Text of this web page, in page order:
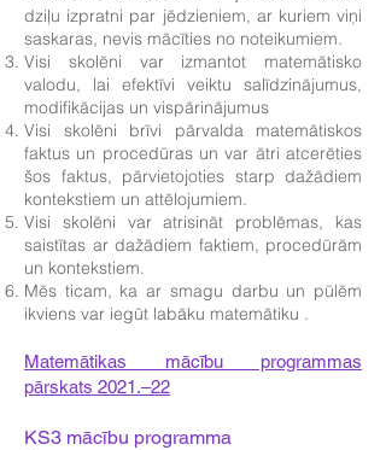
dziļu izpratni par jēdzieniem, ar kuriem viņi
saskaras, nevis mācīties no noteikumiem.
Visi skolēni var izmantot matemātisko
valodu, lai efektīvi veiktu salīdzinājumus,
modifikācijas un vispārinājumus
Visi skolēni brīvi pārvalda matemātiskos
faktus un procedūras un var ātri atcerēties
šos faktus, pārvietojoties starp dažādiem
kontekstiem un attēlojumiem.
Visi skolēni var atrisināt problēmas, kas
saistītas ar dažādiem faktiem, procedūrām
un kontekstiem.
Mēs ticam, ka ar smagu darbu un pūlēm
ikviens var iegūt labāku matemātiku .
Matemātikas mācību programmas
pārskats 2021.–22
KS3 mācību programma